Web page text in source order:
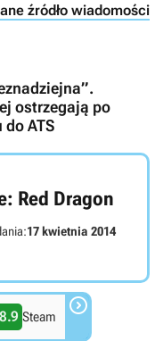
źródło wiadomości
ostrzegają po
ATS
Red Dragon
17 kwietnia 2014
8.9 Steam 